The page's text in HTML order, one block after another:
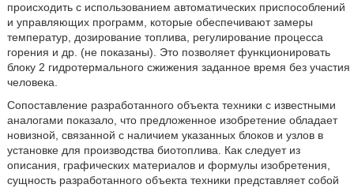
происходить с использованием автоматических приспособлений
и управляющих программ, которые обеспечивают замеры
температур, дозирование топлива, регулирование процесса
горения и др. (не показаны). Это позволяет функционировать
блоку 2 гидротермального сжижения заданное время без участия
человека.
Сопоставление разработанного объекта техники с известными
аналогами показало, что предложенное изобретение обладает
новизной, связанной с наличием указанных блоков и узлов в
установке для производства биотоплива. Как следует из
описания, графических материалов и формулы изобретения,
сущность разработанного объекта техники представляет собой